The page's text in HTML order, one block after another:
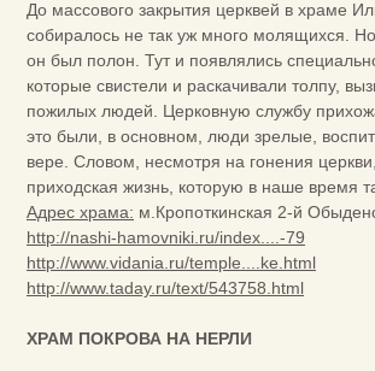
До массового закрытия церквей в храме
собиралось не так уж много молящихся.
он был полон. Тут и появлялись
которые свистели и раскачивали толпу,
пожилых людей. Церковную службу
это были, в основном, люди зрелые,
вере. Словом, несмотря на гонения
приходская жизнь, которую в наше время
Адрес храма: м.Кропоткинская 2-й
http://nashi-hamovniki.ru/index....-79
http://www.vidania.ru/temple....ke.html
http://www.taday.ru/text/543758.html
ХРАМ ПОКРОВА НА НЕРЛИ